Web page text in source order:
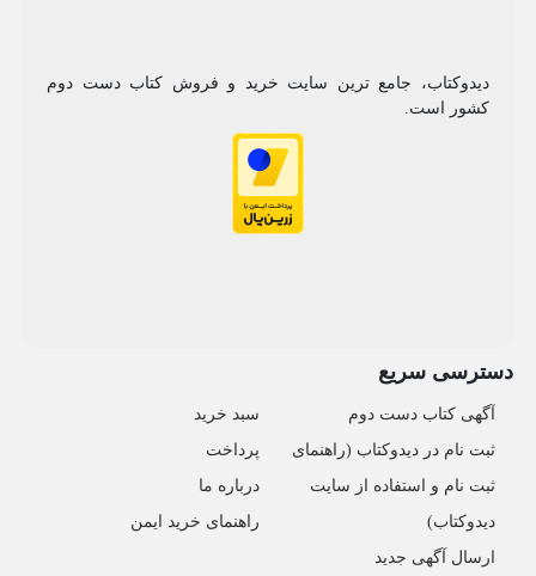
دیدوکتاب، جامع ترین سایت خرید و فروش کتاب دست دوم
کشور است.
دسترسی سریع
آگهی کتاب دست دوم
ثبت نام در دیدوکتاب (راهنمای
ثبت نام و استفاده از سایت
دیدوکتاب)
ارسال آگهی جدید
سبد خرید
پرداخت
درباره ما
راهنمای خرید ایمن